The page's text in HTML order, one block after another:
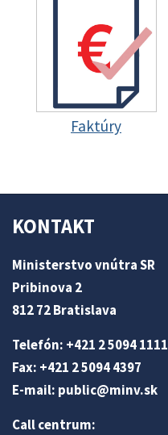
Faktúry
KONTAKT
Ministerstvo vnútra SR
Pribinova 2
812 72 Bratislava
Telefón: +421 2 5094 1111
Fax: +421 2 5094 4397
E-mail: public@minv.sk
Call centrum: